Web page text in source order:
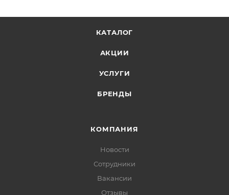
КАТАЛОГ
АКЦИИ
УСЛУГИ
БРЕНДЫ
КОМПАНИЯ
Новости
Сотрудники
Вакансии
Отзывы